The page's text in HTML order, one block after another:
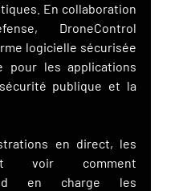
En collaboration
DroneControl
logicielle sécurisée
pour les applications
publique et la
en direct, les
voir comment
en charge les